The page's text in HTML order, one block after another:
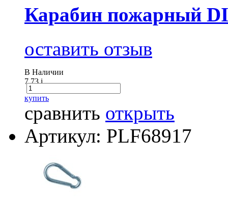
Карабин пожарный
оставить отзыв
В Наличии
7.73i
купить
сравнить открыть
Артикул: PLF68917